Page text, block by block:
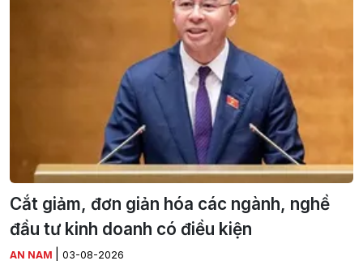
Cắt giảm, đơn giản hóa các ngành, nghề
đầu tư kinh doanh có điều kiện
AN NAM 03-08-2026